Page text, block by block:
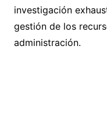
investigación
gestión de los
administración.